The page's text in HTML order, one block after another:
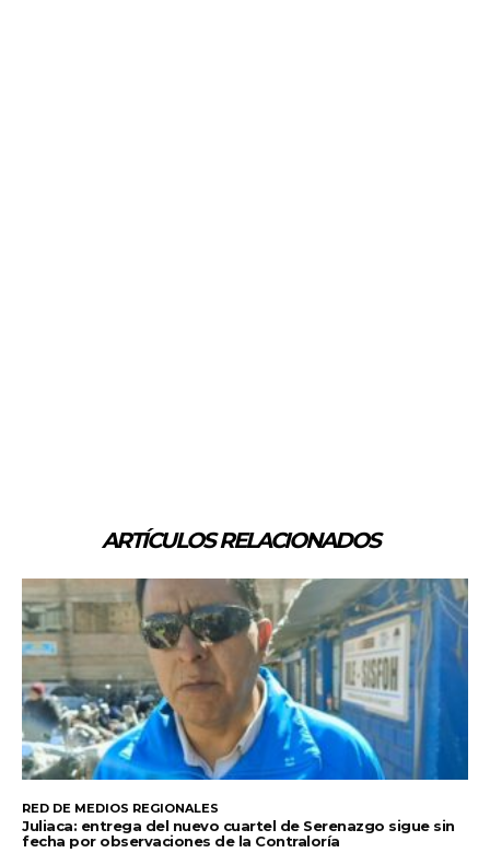
ARTÍCULOS RELACIONADOS
RED DE MEDIOS REGIONALES
Juliaca: entrega del nuevo cuartel de Serenazgo sigue sin
fecha por observaciones de la Contraloría